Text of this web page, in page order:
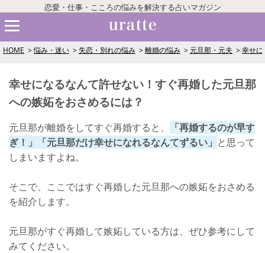
恋愛・仕事・こころの悩みを解決する占いマガジン
HOME 悩み・迷い 失恋・別れの悩み 離婚の悩み 元旦那・元夫 幸せ
幸せになるなんて許せない！すぐ再婚した元旦那
への嫉妬をおさめるには？
元旦那が離婚をしてすぐ再婚すると、
「再婚するのが早す
ぎ！」「元旦那だけ幸せになれるなんてずるい」 と思って
しまいますよね。
そこで、ここではすぐ再婚した元旦那への嫉妬をおさめる
を紹介します。
元旦那がすぐ再婚して嫉妬している方は、ぜひ参考にして
みてください。